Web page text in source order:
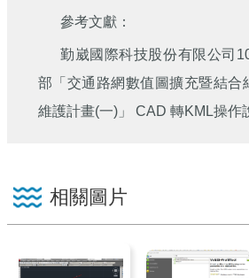
參考文獻：
勤崴國際科技股份有限公司
部「交通路網數值圖擴充暨結合
維護計畫(一)」 CAD 轉KML操作
相關圖片